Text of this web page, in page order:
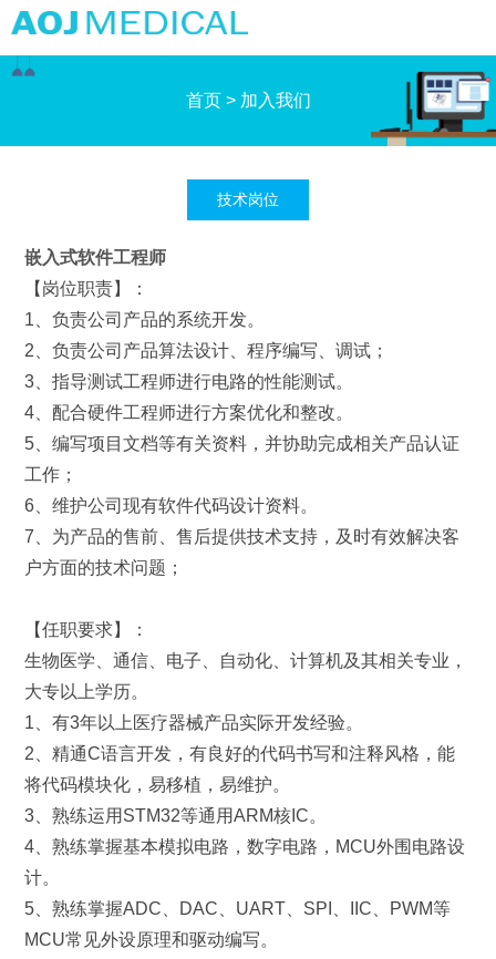
首页> 加入我们
技术岗位
嵌入式软件工程师
【岗位职责】：
1、负责公司产品的系统开发。
2、负责公司产品算法设计、程序编写、调试；
3、指导测试工程师进行电路的性能测试。
4、配合硬件工程师进行方案优化和整改。
5、编写项目文档等有关资料，并协助完成相关产品认证
工作；
6、维护公司现有软件代码设计资料。
7、为产品的售前、售后提供技术支持，及时有效解决客
户方面的技术问题；
【任职要求】：
生物医学、通信、电子、自动化、计算机及其相关专业，
大专以上学历。
1、有3年以上医疗器械产品实际开发经验。
2、精通C语言开发，有良好的代码书写和注释风格，能
将代码模块化，易移植，易维护。
3、熟练运用STM32等通用ARM核IC。
4、熟练掌握基本模拟电路，数字电路，MCU外围电路设
计。
5、熟练掌握ADC、DAC、UART、SPI、IIC、PWM等
MCU常见外设原理和驱动编写。